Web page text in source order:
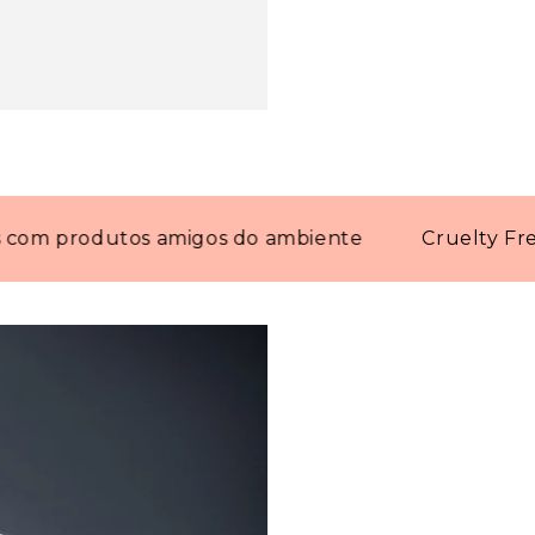
amigos do ambiente Cruelty Free